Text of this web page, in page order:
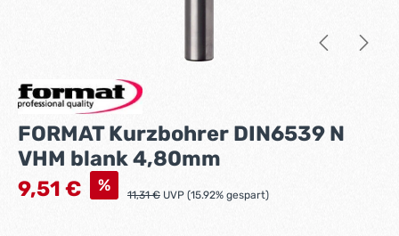
FORMAT Kurzbohrer DIN6539 N
VHM blank 4,80mm
Verkaufspreis:
9,51 € % Regulärer Preis:
11,31 € UVP (15.92% gespart)